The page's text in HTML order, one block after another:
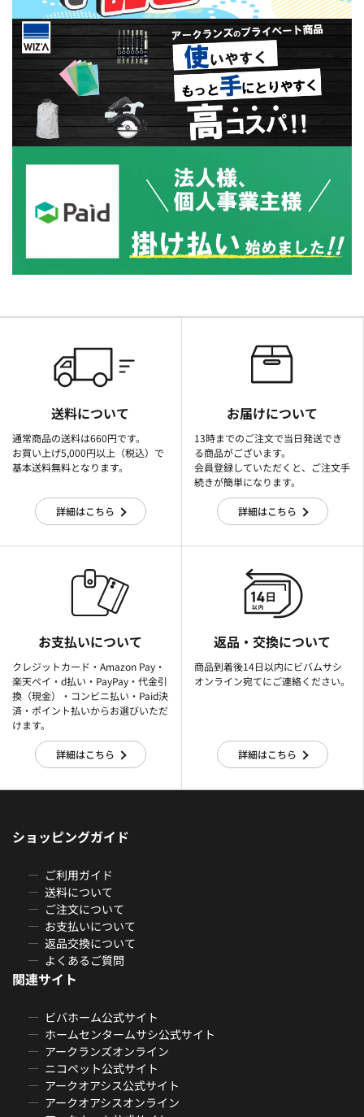
送料について
通常商品の送料は660円です。
お買い上げ5,000円以上（税込）で
基本送料無料となります。
詳細はこちら
お届けについて
13時までのご注文で当日発送でき
る商品がございます。
会員登録していただくと、ご注文手
続きが簡単になります。
詳細はこちら
お支払いについて
クレジットカード・Amazon Pay・
楽天ぺイ・d払い・PayPay・代金引
換（現金）・コンビニ払い・Paid決
済・ポイント払いからお選びいただ
けます。
詳細はこちら
返品・交換について
商品到着後14日以内にビバムサシ
オンライン宛てにご連絡ください。
詳細はこちら
ショッピングガイド
ご利用ガイド
送料について
ご注文について
お支払いについて
返品交換について
よくあるご質問
関連サイト
ビバホーム公式サイト
ホームセンタームサシ公式サイト
アークランズオンライン
ニコペット公式サイト
アークオアシス公式サイト
アークオアシスオンライン